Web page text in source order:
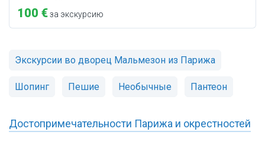
100 €за экскурсию
Экскурсии во дворец Мальмезон из Парижа
Шопинг Пешие Необычные Пантеон
Достопримечательности Парижа и окрестностей